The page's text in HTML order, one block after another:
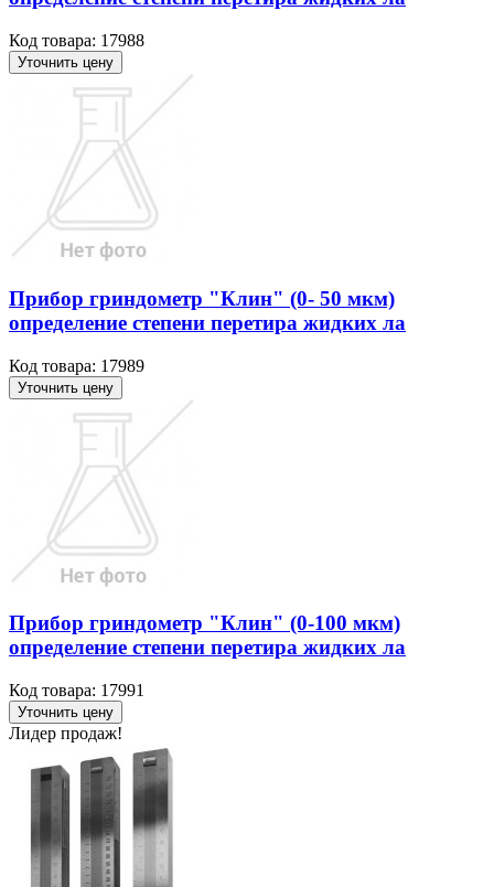
Код товара: 17988
Уточнить цену
Прибор гриндометр "Клин" (0- 50 мкм)
определение степени перетира жидких ла
Код товара: 17989
Уточнить цену
Прибор гриндометр "Клин" (0-100 мкм)
определение степени перетира жидких ла
Код товара: 17991
Уточнить цену
Лидер продаж!